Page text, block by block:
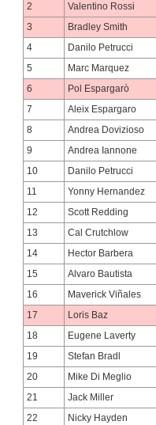
2
Valentino Rossi
3
Bradley Smith
4
Danilo Petrucci
5
Marc Marquez
6
Pol Espargarò
7
Aleix Espargaro
8
Andrea Dovizioso
9
Andrea Iannone
10
Danilo Petrucci
11
Yonny Hernandez
12
Scott Redding
13
Cal Crutchlow
14
Hector Barbera
15
Alvaro Bautista
16
Maverick Viñales
17
Loris Baz
18
Eugene Laverty
19
Stefan Bradl
20
Mike Di Meglio
21
Jack Miller
22
Nicky Hayden